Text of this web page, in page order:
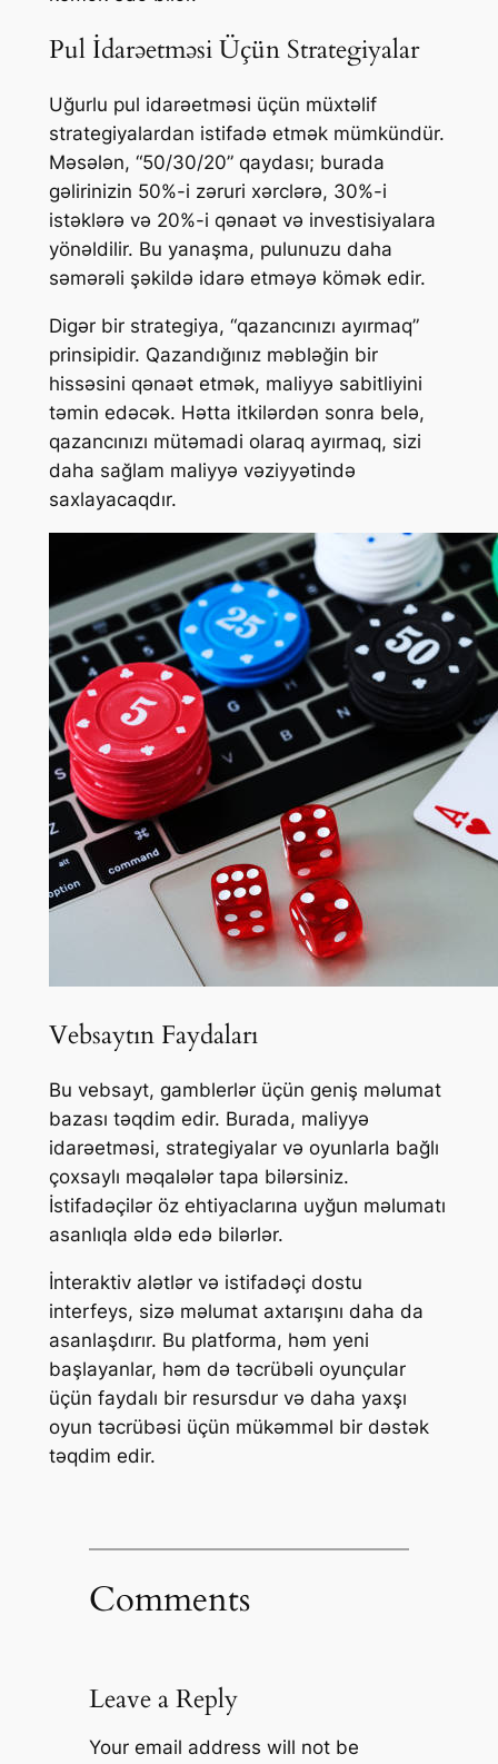
Pul İdarəetməsi Üçün Strategiyalar
Uğurlu pul idarəetməsi üçün müxtəlif
strategiyalardan istifadə etmək mümkündür.
Məsələn, “50/30/20” qaydası; burada
gəlirinizin 50%-i zəruri xərclərə, 30%-i
istəklərə və 20%-i qənaət və investisiyalara
yönəldilir. Bu yanaşma, pulunuzu daha
səmərəli şəkildə idarə etməyə kömək edir.
Digər bir strategiya, “qazancınızı ayırmaq”
prinsipidir. Qazandığınız məbləğin bir
hissəsini qənaət etmək, maliyyə sabitliyini
təmin edəcək. Hətta itkilərdən sonra belə,
qazancınızı mütəmadi olaraq ayırmaq, sizi
daha sağlam maliyyə vəziyyətində
saxlayacaqdır.
Vebsaytın Faydaları
Bu vebsayt, gamblerlər üçün geniş məlumat
bazası təqdim edir. Burada, maliyyə
idarəetməsi, strategiyalar və oyunlarla bağlı
çoxsaylı məqalələr tapa bilərsiniz.
İstifadəçilər öz ehtiyaclarına uyğun məlumatı
asanlıqla əldə edə bilərlər.
İnteraktiv alətlər və istifadəçi dostu
interfeys, sizə məlumat axtarışını daha da
asanlaşdırır. Bu platforma, həm yeni
başlayanlar, həm də təcrübəli oyunçular
üçün faydalı bir resursdur və daha yaxşı
oyun təcrübəsi üçün mükəmməl bir dəstək
təqdim edir.
Comments
Leave a Reply
Your email address will not be